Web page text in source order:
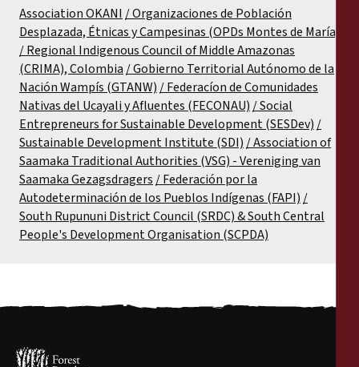
Association OKANI
Organizaciones de Población
Desplazada, Étnicas y Campesinas (OPDs Montes de María)
Regional Indigenous Council of Middle Amazonas
(CRIMA), Colombia Gobierno Territorial Autónomo de la
Nación Wampís (GTANW)
Federacíon de Comunidades
Nativas del Ucayali y Afluentes (FECONAU) Social
Entrepreneurs for Sustainable Development (SESDev)
Sustainable Development Institute (SDI) Association of
Saamaka Traditional Authorities (VSG) - Vereniging van
Saamaka Gezagsdragers
Federación por la
Autodeterminación de los Pueblos Indígenas (FAPI)
South Rupununi District Council (SRDC) & South Central
People's Development Organisation (SCPDA)